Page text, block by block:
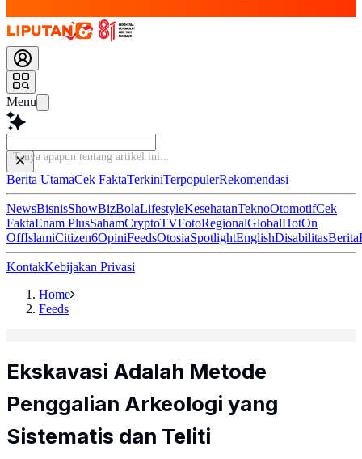
Menu
Tanya apapun tentang artikel
Berita UtamaCek FaktaTerkiniTerpopulerRekomendasi
NewsBisnisShowBizBolaLifestyleKesehatanTeknoOtomotifCek
FaktaEnam PlusSahamCryptoTVFotoRegionalGlobalHotOn
OffIslamiCitizen6OpiniFeedsOtosiaSpotlightEnglishDisabilitasBerita
KontakKebijakan Privasi
Home
Feeds
Ekskavasi Adalah Metode
Penggalian Arkeologi yang
Sistematis dan Teliti